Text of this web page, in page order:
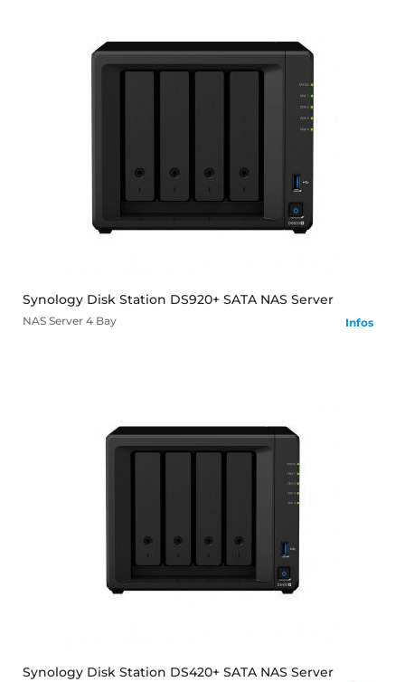
mehr
Synology Disk Station DS920+ SATA NAS Server
NAS Server 4 Bay Infos
Synology Disk Station DS420+ SATA NAS Server